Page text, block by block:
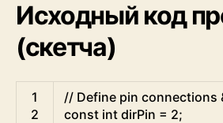
Исходный код
(скетча)
1
2
// Define pin connections
const int dirPin = 2;